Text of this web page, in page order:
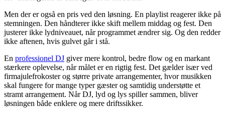
Men der er også en pris ved den løsning. En playlist reagerer ikke på
stemningen. Den håndterer ikke skift mellem middag og fest. Den
justerer ikke lydniveauet, når programmet ændrer sig. Og den redder
ikke aftenen, hvis gulvet går i stå.
En professionel DJ giver mere kontrol, bedre flow og en markant
stærkere oplevelse, når målet er en rigtig fest. Det gælder især ved
firmajulefrokoster og større private arrangementer, hvor musikken
skal fungere for mange typer gæster og samtidig understøtte et
stramt arrangement. Når DJ, lyd og lys spiller sammen, bliver
løsningen både enklere og mere driftssikker.